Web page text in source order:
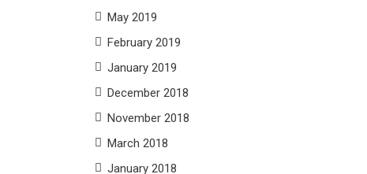
May 2019
February 2019
January 2019
December 2018
November 2018
March 2018
January 2018